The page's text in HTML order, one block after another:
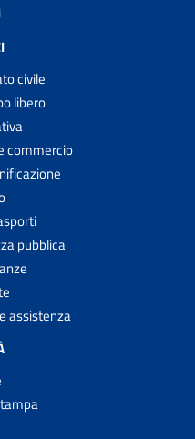
civile
libero
commercio
pubblica
assistenza